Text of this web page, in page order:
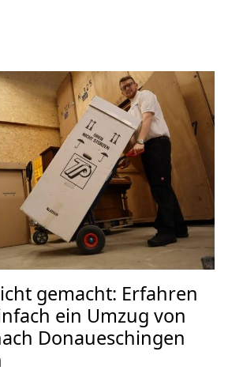
gemacht: Erfahren
ein Umzug von
Donaueschingen